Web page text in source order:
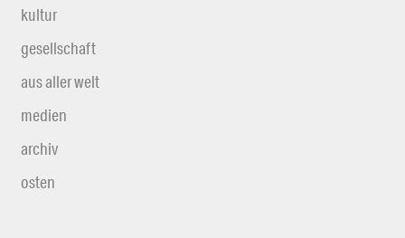
kultur
gesellschaft
aus aller welt
medien
archiv
osten